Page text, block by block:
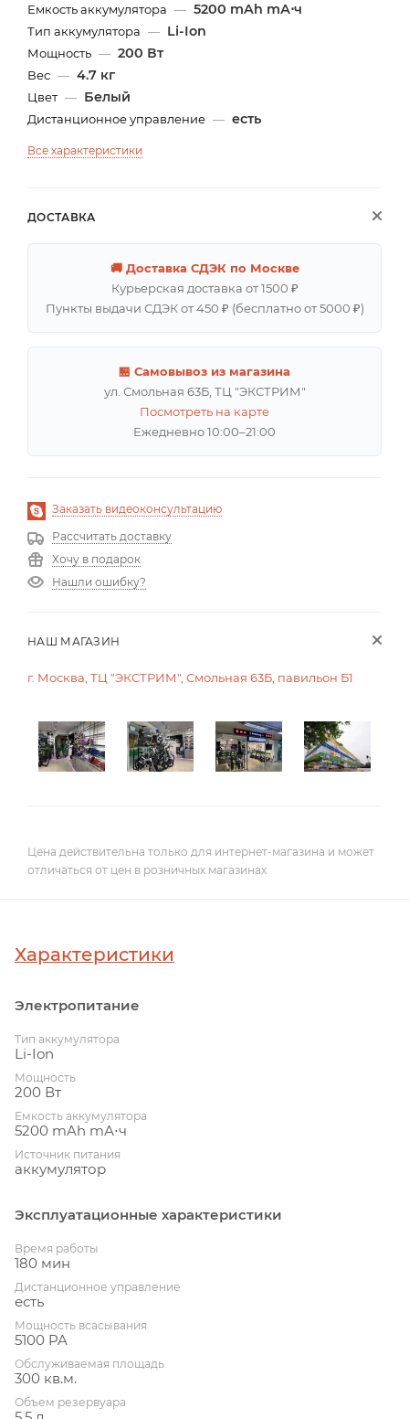
Емкость аккумулятора — 5200 mAh mА⋅ч
Тип аккумулятора — Li-Ion
Мощность — 200 Вт
Вес — 4.7 кг
Цвет — Белый
Дистанционное управление — есть
Все характеристики
ДОСТАВКА
🚚 Доставка СДЭК по Москве
Курьерская доставка от 1500 ₽
Пункты выдачи СДЭК от 450 ₽ (бесплатно от 5000 ₽)
🏪 Самовывоз из магазина
ул. Смольная 63Б, ТЦ "ЭКСТРИМ"
Посмотреть на карте
Ежедневно 10:00–21:00
Заказать видеоконсультацию
Рассчитать доставку
Хочу в подарок
Нашли ошибку?
НАШ МАГАЗИН
г. Москва, ТЦ "ЭКСТРИМ", Смольная 63Б, павильон Б1
Цена действительна только для интернет-магазина и может
отличаться от цен в розничных магазинах
Характеристики
Электропитание
Тип аккумулятора
Li-Ion
Мощность
200 Вт
Емкость аккумулятора
5200 mAh mА⋅ч
Источник питания
аккумулятор
Эксплуатационные характеристики
Время работы
180 мин
Дистанционное управление
есть
Мощность всасывания
5100 PA
Обслуживаемая площадь
300 кв.м.
Объем резервуара